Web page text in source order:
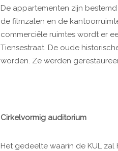
De appartementen zijn
de filmzalen en de
commerciële ruimtes wordt er
Tiensestraat. De oude
worden. Ze werden
Cirkelvormig auditorium
Het gedeelte waarin de KUL